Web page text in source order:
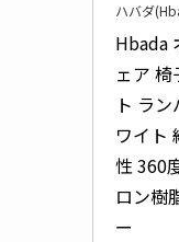
ハバダ
Hbada
ェア
ト ラ
ワイト
性 360
ロン樹
ー